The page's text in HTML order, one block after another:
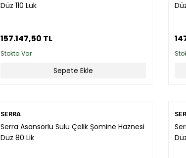
Düz 110 Luk
157.147,50 TL
Stokta Var
Sepete Ekle
SERRA
Serra Asansörlü Sulu Çelik Şömine Haznesi
Düz 80 Lik